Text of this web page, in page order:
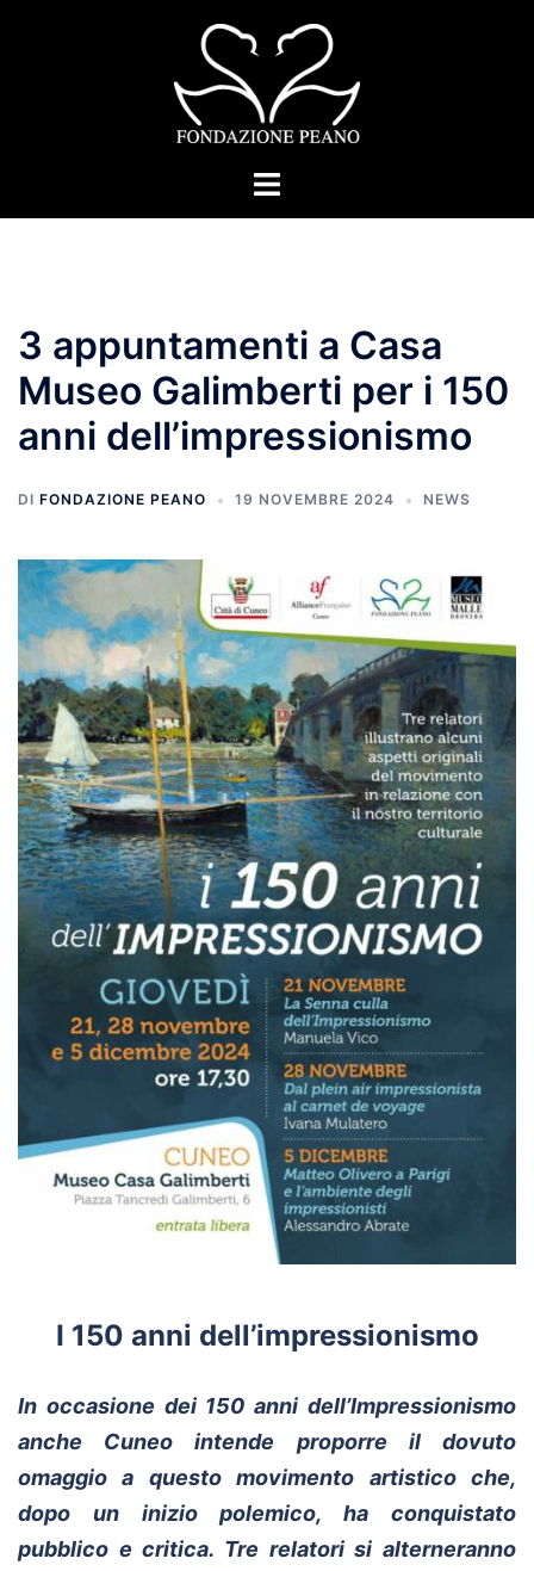
Mostra/Nascondi
3 appuntamenti a Casa
Museo Galimberti per i 150
anni dell’impressionismo
DI FONDAZIONE PEANO 19 NOVEMBRE 2024 NEWS
I 150 anni dell’impressionismo
In occasione dei 150 anni dell’Impressionismo
anche Cuneo intende proporre il dovuto
omaggio a questo movimento artistico che,
dopo un inizio polemico, ha conquistato
pubblico e critica. Tre relatori si alterneranno